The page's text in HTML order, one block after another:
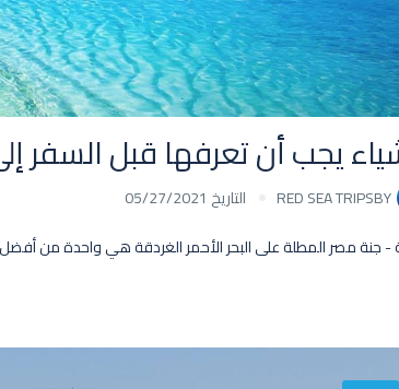
BY
RED SEA TRIPS
التاريخ 05/27/2021
- جنة مصر المطلة على البحر الأحمر الغردقة هي واحدة من